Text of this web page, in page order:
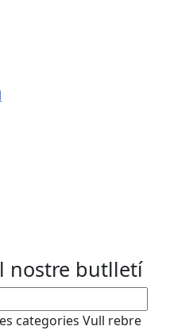
nostre butlletí
categories Vull rebre